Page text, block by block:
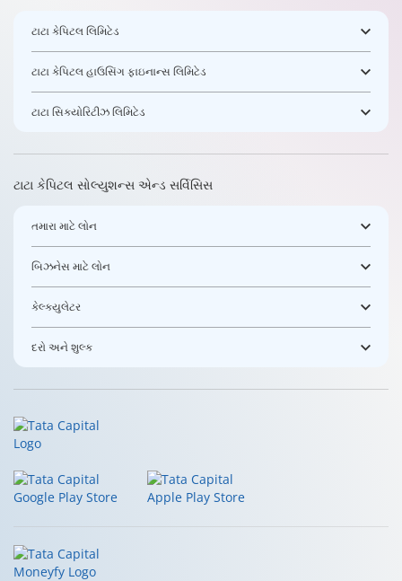
ટાટા કેપિટલ લિમિટેડ
ટાટા કેપિટલ હાઉસિંગ ફાઇનાન્સ લિમિટેડ
ટાટા સિક્યોરિટીઝ લિમિટેડ
ટાટા કેપિટલ સોલ્યુશન્સ એન્ડ સર્વિસિસ
તમારા માટે લોન
બિઝનેસ માટે લોન
કેલ્ક્યુલેટર
દરો અને શુલ્ક